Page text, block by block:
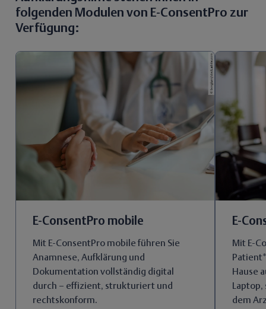
folgenden Modulen von E-ConsentPro zur
Verfügung:
E-ConsentPro mobile
Mit E-ConsentPro mobile führen Sie
Anamnese, Aufklärung und
Dokumentation vollständig digital
durch – effizient, strukturiert und
rechtskonform.
E-
Mit E-
Hause
Laptop,
dem